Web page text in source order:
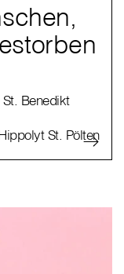
Benedikt
St. Pölten